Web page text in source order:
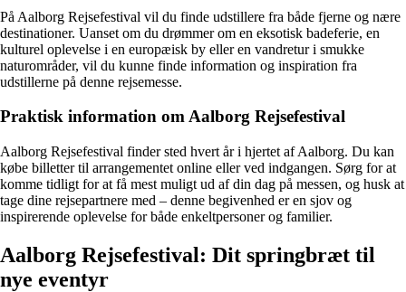
På Aalborg Rejsefestival vil du finde udstillere fra både fjerne og nære
destinationer. Uanset om du drømmer om en eksotisk badeferie, en
kulturel oplevelse i en europæisk by eller en vandretur i smukke
naturområder, vil du kunne finde information og inspiration fra
udstillerne på denne rejsemesse.
Praktisk information om Aalborg Rejsefestival
Aalborg Rejsefestival finder sted hvert år i hjertet af Aalborg. Du kan
købe billetter til arrangementet online eller ved indgangen. Sørg for at
komme tidligt for at få mest muligt ud af din dag på messen, og husk at
tage dine rejsepartnere med – denne begivenhed er en sjov og
inspirerende oplevelse for både enkeltpersoner og familier.
Aalborg Rejsefestival: Dit springbræt til
nye eventyr